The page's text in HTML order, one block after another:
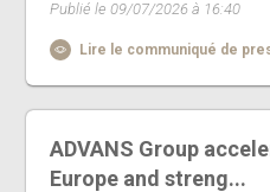
Publié le 09/07/2026 à 16:40
Lire le communiqué de
ADVANS Group
Europe and streng...